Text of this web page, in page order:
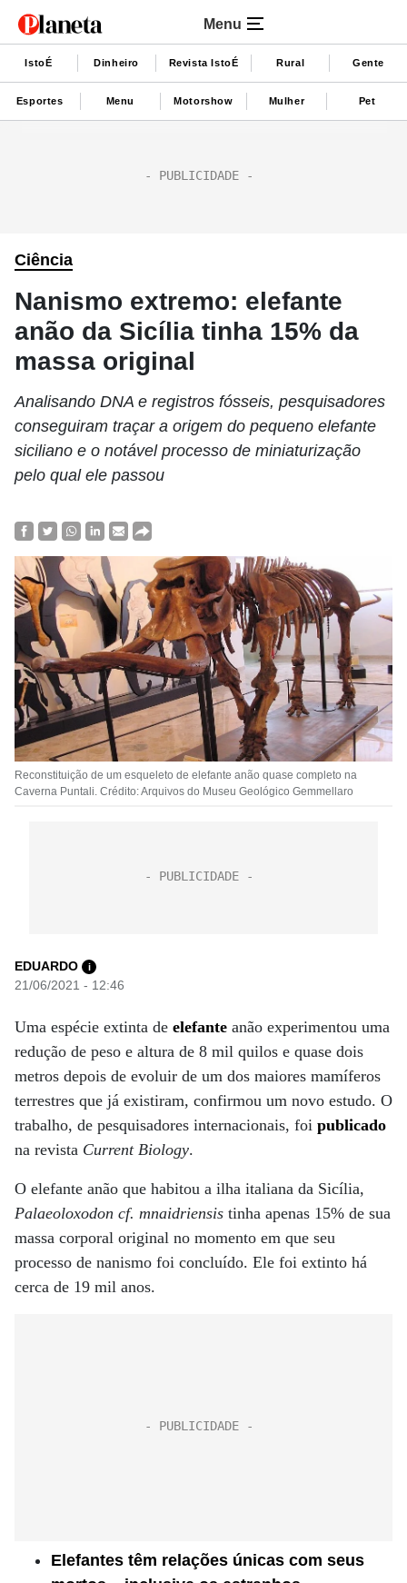
Menu
IstoÉ Dinheiro Revista IstoÉ Rural Gente
Esportes Menu Motorshow Mulher Pet
Ciência
Nanismo extremo: elefante
anão da Sicília tinha 15% da
massa original
Analisando DNA e registros fósseis, pesquisadores
conseguiram traçar a origem do pequeno elefante
siciliano e o notável processo de miniaturização
pelo qual ele passou
Reconstituição de um esqueleto de elefante anão quase completo na
Caverna Puntali. Crédito: Arquivos do Museu Geológico Gemmellaro
EDUARDO i
21/06/2021 - 12:46
Uma espécie extinta de elefante anão experimentou uma
redução de peso e altura de 8 mil quilos e quase dois
metros depois de evoluir de um dos maiores mamíferos
terrestres que já existiram, confirmou um novo estudo. O
trabalho, de pesquisadores internacionais, foi publicado
na revista Current Biology.
O elefante anão que habitou a ilha italiana da Sicília,
Palaeoloxodon cf. mnaidriensis tinha apenas 15% de sua
massa corporal original no momento em que seu
processo de nanismo foi concluído. Ele foi extinto há
cerca de 19 mil anos.
Elefantes têm relações únicas com seus